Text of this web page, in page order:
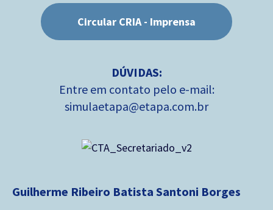
Circular CRIA - Imprensa
DÚVIDAS:
Entre em contato pelo e-mail:
simulaetapa@etapa.com.br
Guilherme Ribeiro Batista Santoni Borges